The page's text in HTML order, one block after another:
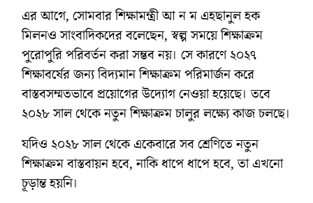
এর আগে, সোমবার শিক্ষামন্ত্রী আ ন ম এহছানুল হক
মিলনও সাংবাদিকদের বলেছেন, স্বল্প সময়ে শিক্ষাক্রম
পুরোপুরি পরিবর্তন করা সম্ভব নয়। সে কারণে ২০২৭
শিক্ষাবর্ষের জন্য বিদ্যমান শিক্ষাক্রম পরিমার্জন করে
বাস্তবসম্মতভাবে প্রয়োগের উদ্যোগ নেওয়া হয়েছে। তবে
২০২৮ সাল থেকে নতুন শিক্ষাক্রম চালুর লক্ষ্যে কাজ চলছে।
যদিও ২০২৮ সাল থেকে একেবারে সব শ্রেণিতে নতুন
শিক্ষাক্রম বাস্তবায়ন হবে, নাকি ধাপে ধাপে হবে, তা এখনো
চূড়ান্ত হয়নি।